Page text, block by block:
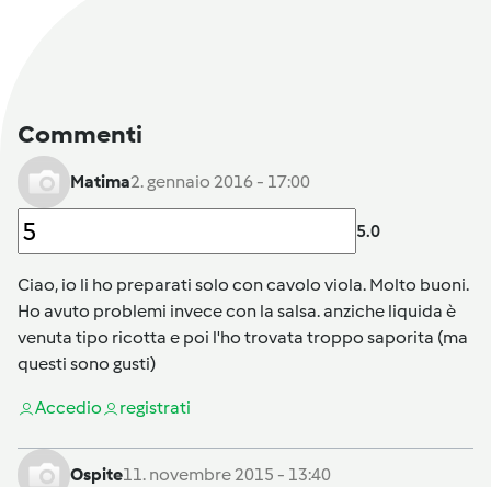
Commenti
Matima2. gennaio 2016 - 17:00
5.0
Ciao, io li ho preparati solo con cavolo viola. Molto buoni.
Ho avuto problemi invece con la salsa. anziche liquida è
venuta tipo ricotta e poi l'ho trovata troppo saporita (ma
questi sono gusti)
Accedio registrati
Ospite11. novembre 2015 - 13:40